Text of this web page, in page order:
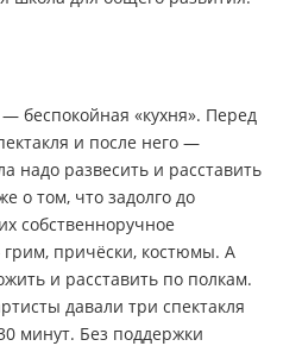
беспокойная «кухня». Перед
и после него —
надо развесить и расставить
о том, что задолго до
собственноручное
причёски, костюмы. А
и расставить по полкам.
давали три спектакля
минут. Без поддержки